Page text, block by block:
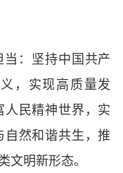
：坚持中国共产
，实现高质量发
人民精神世界，实
自然和谐共生，推
文明新形态。